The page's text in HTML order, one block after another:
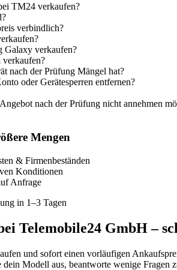
TM24 verkaufen?
verbindlich?
Galaxy verkaufen?
nach der Prüfung Mängel hat?
oder Gerätesperren entfernen?
nach der Prüfung nicht annehmen
Mengen
& Firmenbeständen
Konditionen
Anfrage
in 1–3 Tagen
Telemobile24 GmbH –
und sofort einen vorläufigen
Modell aus, beantworte wenige Fragen